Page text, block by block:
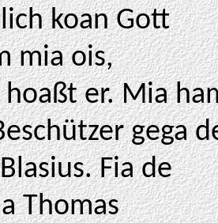
koan Gott
mia ois,
er. Mia
gega
Fia de
Thomas